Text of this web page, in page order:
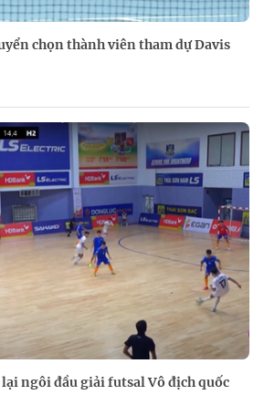
chọn thành viên tham dự Davis
ngôi đầu giải futsal Vô địch quốc